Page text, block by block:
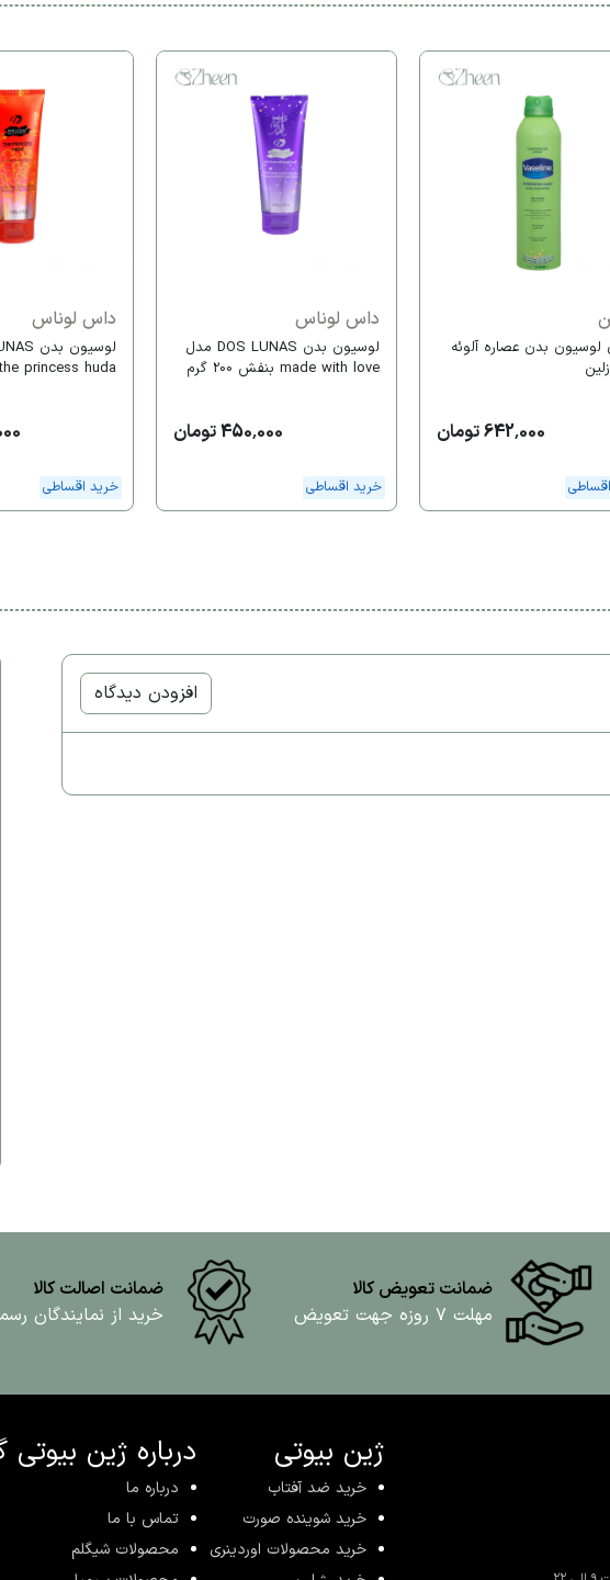
لوسیون بدن عصاره آلوئه
642,000 تومان
داس لوناس
لوسیون بدن DOS LUNAS مدل
made with love بنفش 200 گرم
450,000 تومان
خرید اقساطی
داس لوناس
the princess huda حجم 200 گرم
خرید اقساطی
افزودن دیدگاه
ضمانت تعویض کالا
مهلت ۷ روزه جهت تعویض
ضمانت اصالت کالا
خرید از نمایندگان
ژین بیوتی
خرید ضد آفتاب
خرید شوینده صورت
خرید محصولات اوردینری
درباره ژین بیوتی
درباره ما
تماس با ما
محصولات شیگلم